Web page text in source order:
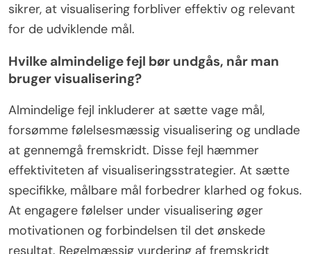
sikrer, at visualisering forbliver effektiv og relevant
for de udviklende mål.
Hvilke almindelige fejl bør undgås, når man
bruger visualisering?
Almindelige fejl inkluderer at sætte vage mål,
forsømme følelsesmæssig visualisering og undlade
at gennemgå fremskridt. Disse fejl hæmmer
effektiviteten af visualiseringsstrategier. At sætte
specifikke, målbare mål forbedrer klarhed og fokus.
At engagere følelser under visualisering øger
motivationen og forbindelsen til det ønskede
resultat. Regelmæssig vurdering af fremskridt